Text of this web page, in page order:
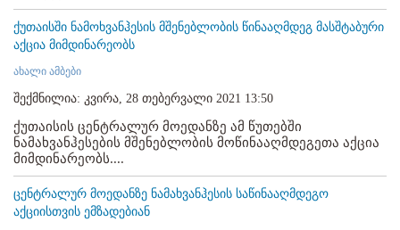
ქუთაისში ნამოხვანჰესის მშენებლობის წინააღმდეგ მასშტაბური
აქცია მიმდინარეობს
ახალი ამბები
შექმნილია: კვირა, 28 თებერვალი 2021 13:50
ქუთაისის ცენტრალურ მოედანზე ამ წუთებში
ნამახვანჰესების მშენებლობის მოწინააღმდეგეთა აქცია
მიმდინარეობს....
ცენტრალურ მოედანზე ნამახვანჰესის საწინააღმდეგო
აქციისთვის ემზადებიან